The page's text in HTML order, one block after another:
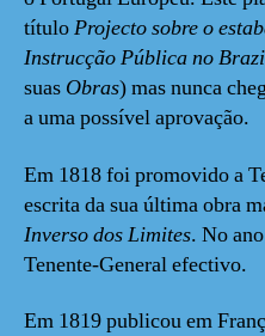
títuloProjecto sobre o
Instrucção Pública no
suas Obras) mas nunca
a uma possível aprovação.
Em 1818 foi promovido a
escrita da sua última obra
Inverso dos Limites. No
Tenente-General efectivo.
Em 1819 publicou em